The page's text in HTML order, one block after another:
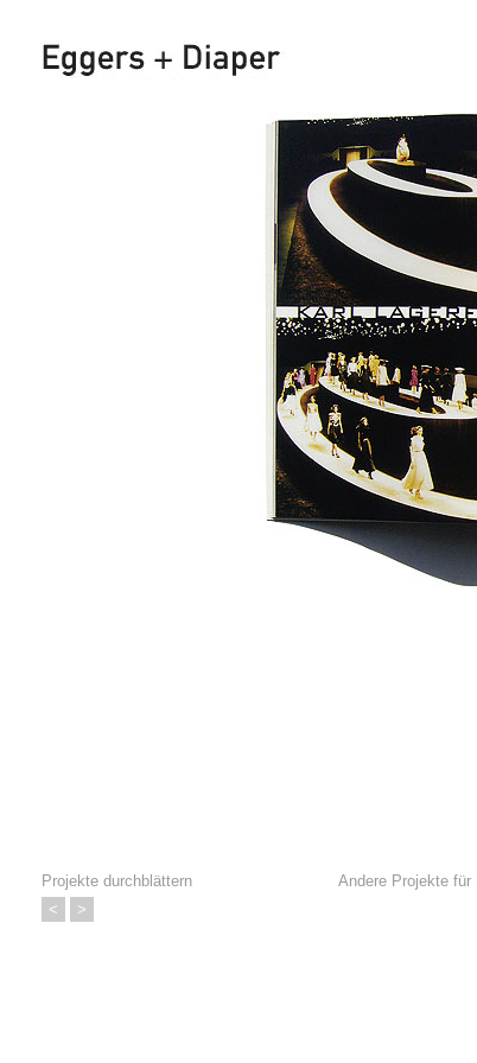
Projekte durchblättern
<
>
Andere Projekte für